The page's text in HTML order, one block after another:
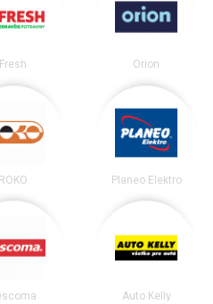
Fresh Orion
ROKO Planeo Elektro
Auto Kelly